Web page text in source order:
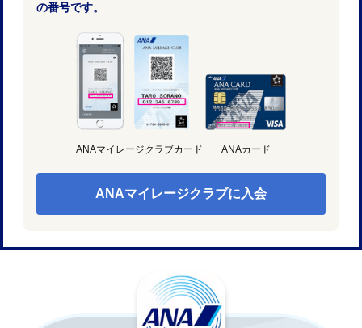
の番号です。
ANAマイレージクラブカード ANAカード
ANAマイレージクラブに入会